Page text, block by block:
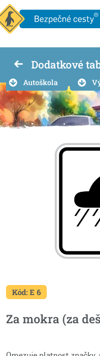
Dodatkové
Autoškola
Kód: E 6
Za mokra (za